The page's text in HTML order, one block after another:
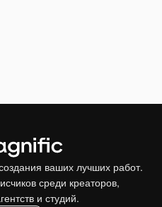
ваших лучших работ.
среди креаторов,
и студий.